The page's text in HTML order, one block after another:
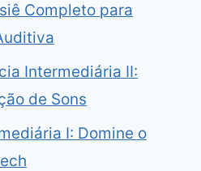
Completo para
Intermediária II:
de Sons
I: Domine o